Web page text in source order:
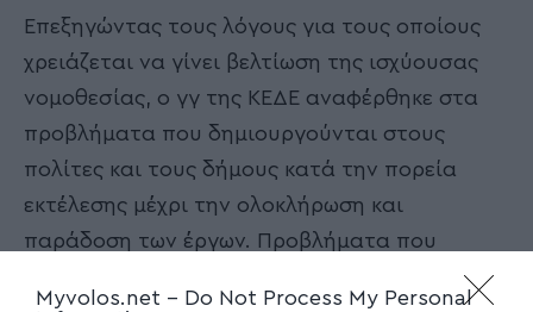
Myvolos.net - Do Not Process My Personal
Επεξηγώντας τους λόγους για τους οποίους
χρειάζεται να γίνει βελτίωση της ισχύουσας
νομοθεσίας, ο γγ της ΚΕΔΕ αναφέρθηκε στα
προβλήματα που δημιουργούνται στους
πολίτες και τους δήμους κατά την πορεία
εκτέλεσης μέχρι την ολοκλήρωση και
παράδοση των έργων. Προβλήματα που